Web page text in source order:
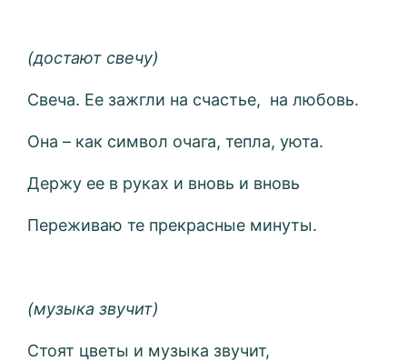
(достают свечу)
Свеча. Ее зажгли на счастье, на любовь.
Она – как символ очага, тепла, уюта.
Держу ее в руках и вновь и вновь
Переживаю те прекрасные минуты.
(музыка звучит)
Стоят цветы и музыка звучит,